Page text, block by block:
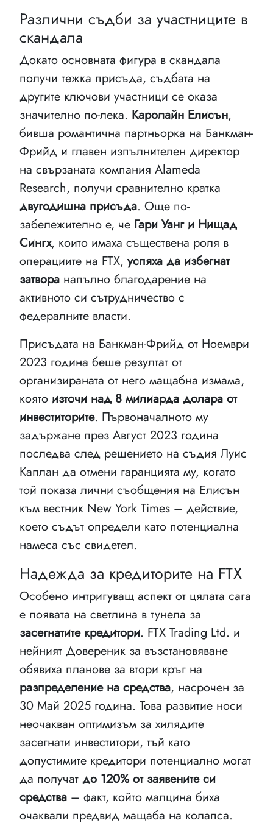
Различни съдби за участниците в
скандала
Докато основната фигура в скандала
получи тежка присъда, съдбата на
другите ключови участници се оказа
значително по-лека. Каролайн Елисън,
бивша романтична партньорка на Банкман-
Фрийд и главен изпълнителен директор
на свързаната компания Alameda
Research, получи сравнително кратка
двугодишна присъда. Още по-
забележително е, че Гари Уанг и Нищад
Сингх, които имаха съществена роля в
операциите на FTX, успяха да избегнат
затвора напълно благодарение на
активното си сътрудничество с
федералните власти.
Присъдата на Банкман-Фрийд от Ноември
2023 година беше резултат от
организираната от него мащабна измама,
която източи над 8 милиарда долара от
инвеститорите. Първоначалното му
задържане през Август 2023 година
последва след решението на съдия Луис
Каплан да отмени гаранцията му, когато
той показа лични съобщения на Елисън
към вестник New York Times – действие,
което съдът определи като потенциална
намеса със свидетел.
Надежда за кредиторите на FTX
Особено интригуващ аспект от цялата сага
е появата на светлина в тунела за
засегнатите кредитори. FTX Trading Ltd. и
нейният Довереник за възстановяване
обявиха планове за втори кръг на
разпределение на средства, насрочен за
30 Май 2025 година. Това развитие носи
неочакван оптимизъм за хилядите
засегнати инвеститори, тъй като
допустимите кредитори потенциално могат
да получат до 120% от заявените си
средства – факт, който малцина биха
очаквали предвид мащаба на колапса.